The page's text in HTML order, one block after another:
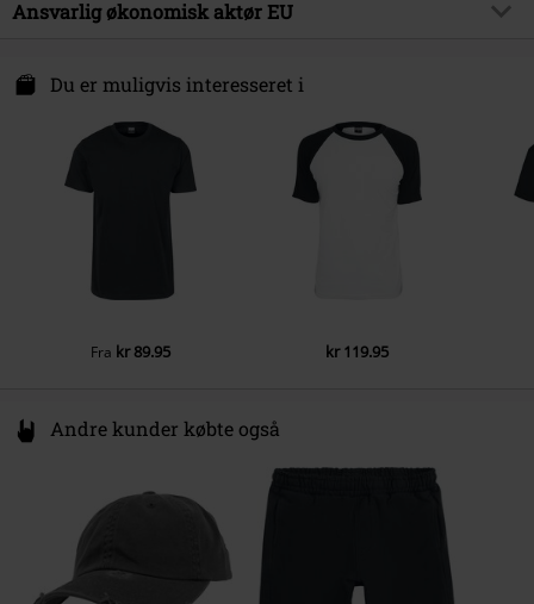
Ansvarlig økonomisk aktør EU
Dr.-Robert-Murjahn-Str. 7
64372 Ober-Ramstadt
service@urbanclassics.com
Du er muligvis interesseret i
Fra kr 89.95 kr 119.95
Andre kunder købte også